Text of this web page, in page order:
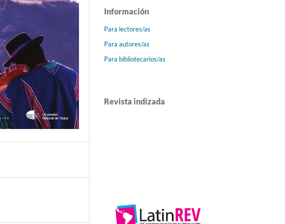
Información
Para lectores/as
Para autores/as
Para bibliotecarios/as
Revista indizada